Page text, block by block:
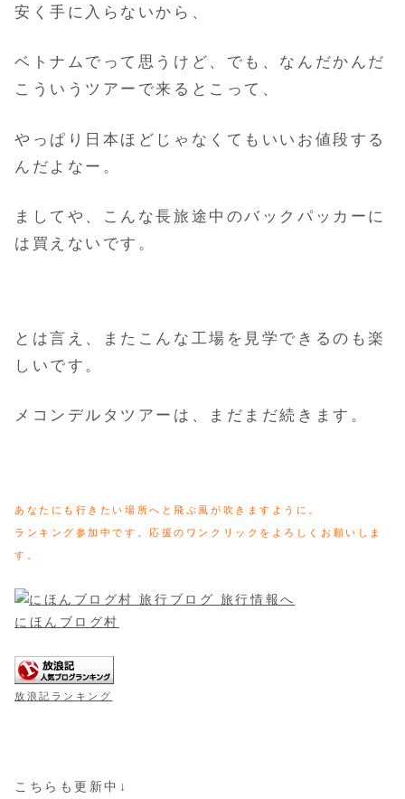
安く手に入らないから、
ベトナムでって思うけど、でも、なんだかんだ
こういうツアーで来るとこって、
やっぱり日本ほどじゃなくてもいいお値段する
んだよなー。
ましてや、こんな長旅途中のバックパッカーに
は買えないです。
とは言え、またこんな工場を見学できるのも楽
しいです。
メコンデルタツアーは、まだまだ続きます。
あなたにも行きたい場所へと飛ぶ風が吹きますように。
ランキング参加中です。応援のワンクリックをよろしくお願いしま
す。
にほんブログ村
放浪記ランキング
こちらも更新中↓